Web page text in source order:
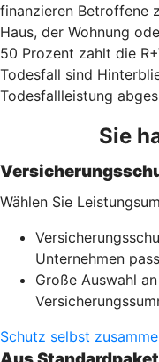
finanzieren Betroffene
Haus, der Wohnung
50 Prozent zahlt die
Todesfall sind
Todesfallleistung
Sie
Wählen Sie
Unternehmen
Große Auswahl
Schutz selbst